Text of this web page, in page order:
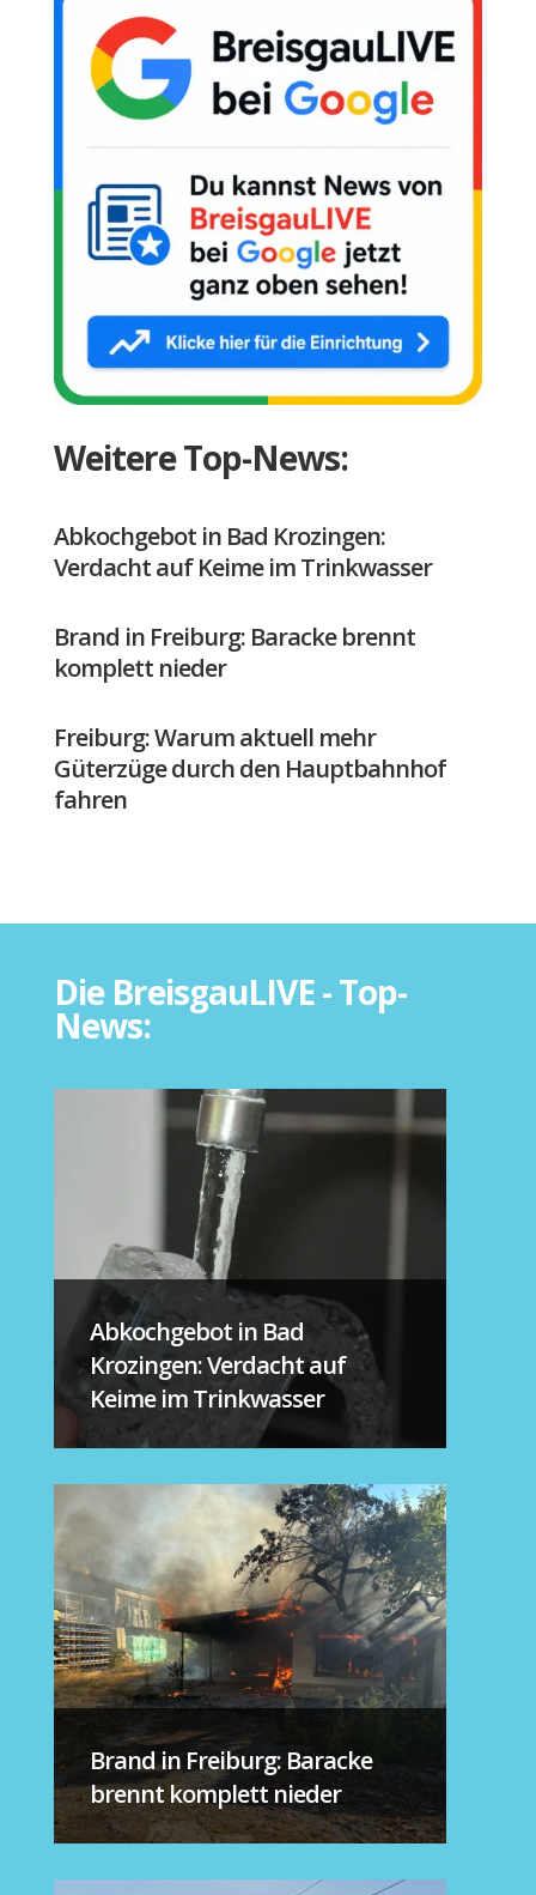
Weitere Top-News:
Abkochgebot in Bad Krozingen:
Verdacht auf Keime im Trinkwasser
Brand in Freiburg: Baracke brennt
komplett nieder
Freiburg: Warum aktuell mehr
Güterzüge durch den Hauptbahnhof
fahren
Die BreisgauLIVE - Top-
News:
Abkochgebot in Bad
Krozingen: Verdacht auf
Keime im Trinkwasser
Brand in Freiburg: Baracke
brennt komplett nieder